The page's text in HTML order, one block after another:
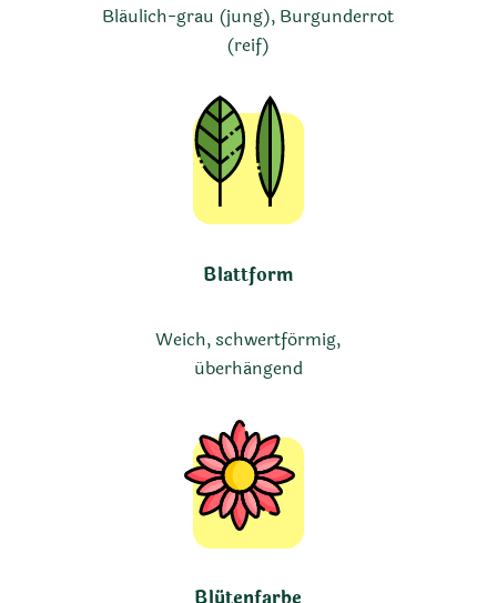
Bläulich-grau (jung), Burgunderrot
(reif)
Blattform
Weich, schwertförmig,
überhängend